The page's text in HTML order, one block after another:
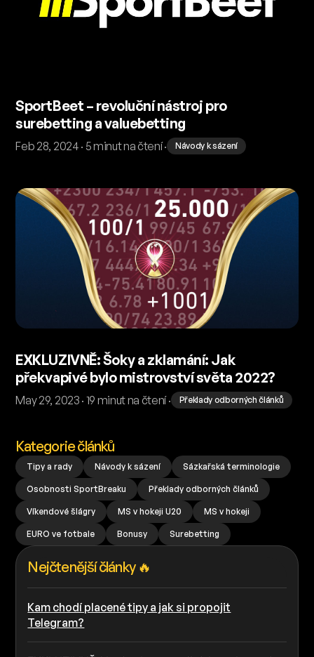
SportBeet – revoluční nástroj pro
surebetting a valuebetting
Feb 28, 2024 · 5 minut na čtení · Návody k sázení
EXKLUZIVNĚ: Šoky a zklamání: Jak
překvapivé bylo mistrovství světa 2022?
May 29, 2023 · 19 minut na čtení · Překlady odborných článků
Kategorie článků
Tipy a rady Návody k sázení Sázkařská terminologie
Osobnosti SportBreaku Překlady odborných článků
Víkendové šlágry MS v hokeji U20 MS v hokeji
EURO ve fotbale Bonusy Surebetting
Nejčtenější články 🔥
Kam chodí placené tipy a jak si propojit
Telegram?